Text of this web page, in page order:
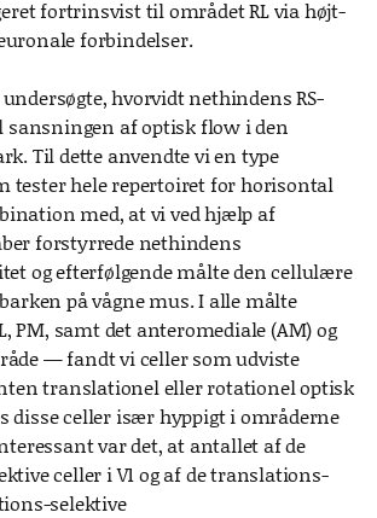
fortrinsvist til området RL via højt-
forbindelser.
hvorvidt nethindens RS-
sansningen af optisk flow i den
Til dette anvendte vi en type
tester hele repertoiret for horisontal
med, at vi ved hjælp af
forstyrrede nethindens
og efterfølgende målte den cellulære
på vågne mus. I alle målte
PM, samt det anteromediale (AM) og
— fandt vi celler som udviste
translationel eller rotationel optisk
disse celler især hyppigt i områderne
var det, at antallet af de
celler i V1 og af de translations-
selektive